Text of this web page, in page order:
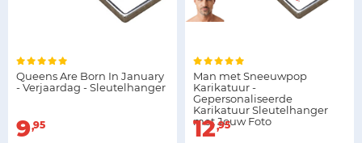
Queens Are Born In January
- Verjaardag - Sleutelhanger
9 95
Man met Sneeuwpop
Karikatuur -
Gepersonaliseerde
Karikatuur Sleutelhanger
met Jouw Foto
12 95